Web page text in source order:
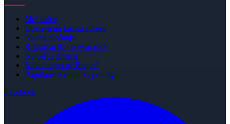
Moj nalog
Dostava na kućnu adresu
Načini plaćanja
Reklamacije i povrat robe
Najčešća pitanja
Kako kupiti na Bregu?
Popularni termini za pretragu
Facebook